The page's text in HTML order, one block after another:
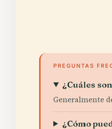
PREGUNTAS
¿Cuáles
Generalmente
¿Cómo